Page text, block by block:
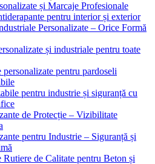
și Marcaje Profesionale
pentru interior și exterior
Personalizate – Orice Formă
și industriale pentru toate
pentru pardoseli
pentru industrie și siguranță cu
de Protecție – Vizibilitate
pentru Industrie – Siguranță și
de Calitate pentru Beton și